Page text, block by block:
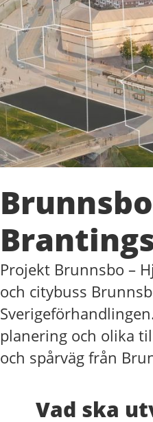
Projekt Brunnsbo –
och citybuss
planering och olika
och spårväg från
Vad ska